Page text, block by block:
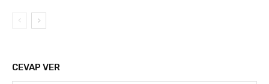
CEVAP VER